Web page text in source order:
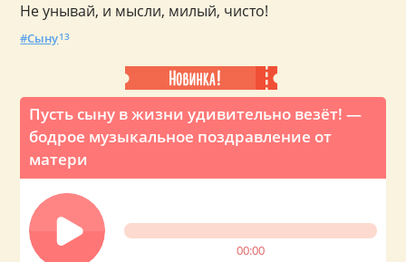
Пусть сыну в жизни удивительно везёт! —
бодрое музыкальное поздравление от
матери
00:00
Не унывай, и мысли, милый, чисто!
Сыну13